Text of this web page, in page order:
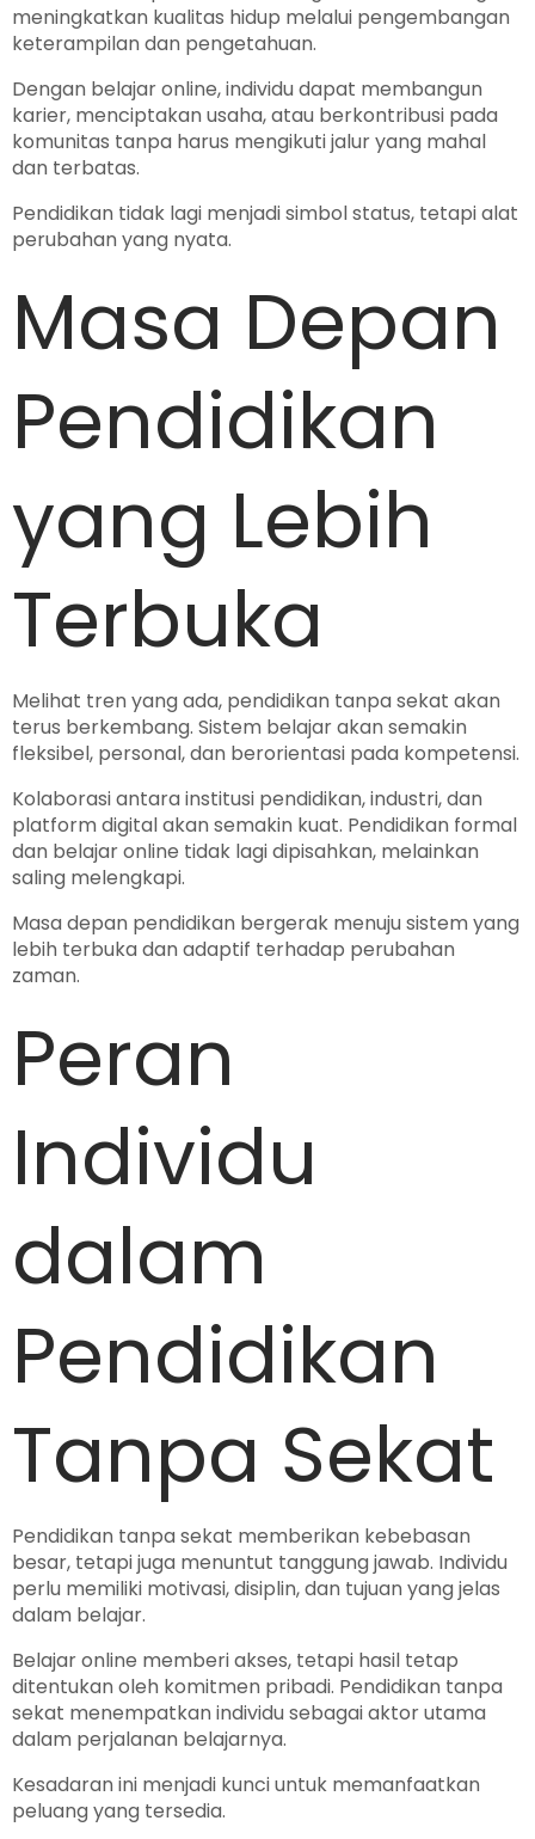
meningkatkan kualitas hidup melalui pengembangan
keterampilan dan pengetahuan.
Dengan belajar online, individu dapat membangun
karier, menciptakan usaha, atau berkontribusi pada
komunitas tanpa harus mengikuti jalur yang mahal
dan terbatas.
Pendidikan tidak lagi menjadi simbol status, tetapi alat
perubahan yang nyata.
Masa Depan
Pendidikan
yang Lebih
Terbuka
Melihat tren yang ada, pendidikan tanpa sekat akan
terus berkembang. Sistem belajar akan semakin
fleksibel, personal, dan berorientasi pada kompetensi.
Kolaborasi antara institusi pendidikan, industri, dan
platform digital akan semakin kuat. Pendidikan formal
dan belajar online tidak lagi dipisahkan, melainkan
saling melengkapi.
Masa depan pendidikan bergerak menuju sistem yang
lebih terbuka dan adaptif terhadap perubahan
zaman.
Peran
Individu
dalam
Pendidikan
Tanpa Sekat
Pendidikan tanpa sekat memberikan kebebasan
besar, tetapi juga menuntut tanggung jawab. Individu
perlu memiliki motivasi, disiplin, dan tujuan yang jelas
dalam belajar.
Belajar online memberi akses, tetapi hasil tetap
ditentukan oleh komitmen pribadi. Pendidikan tanpa
sekat menempatkan individu sebagai aktor utama
dalam perjalanan belajarnya.
Kesadaran ini menjadi kunci untuk memanfaatkan
peluang yang tersedia.